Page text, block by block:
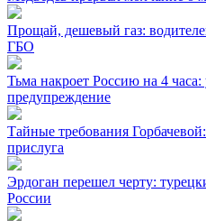
Прощай, дешевый газ:
ГБО
Тьма накроет Россию на 4 часа:
предупреждение
Тайные требования
прислуга
Эрдоган перешел черту:
России